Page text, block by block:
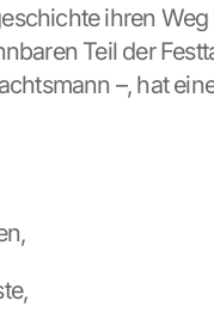
ihren
Teil der
–, hat